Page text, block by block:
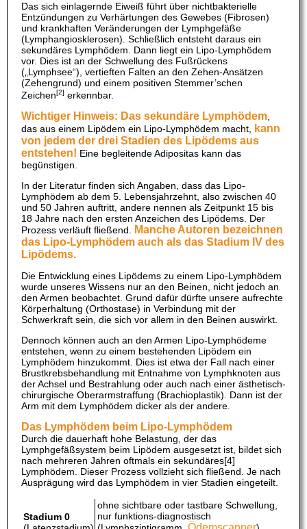
Das sich einlagernde Eiweiß führt über nichtbakterielle
Entzündungen zu Verhärtungen des Gewebes (Fibrosen)
und krankhaften Veränderungen der Lymphgefäße
(Lymphangiosklerosen). Schließlich entsteht daraus ein
sekundäres Lymphödem. Dann liegt ein Lipo-Lymphödem
vor. Dies ist an der Schwellung des Fußrückens
(„Lymphsee“), vertieften Falten an den Zehen-Ansätzen
(Zehengrund) und einem positiven Stemmer’schen
Zeichen[2] erkennbar.
Wichtiger Hinweis: Das sekundäre Lymphödem
das aus einem Lipödem ein Lipo-Lymphödem macht,
kann
von jedem der drei Stadien des Lipödems aus
entstehen! Eine begleitende Adipositas kann das
begünstigen.
In der Literatur finden sich Angaben, dass das Lipo-
Lymphödem ab dem 5. Lebensjahrzehnt, also zwischen 40
und 50 Jahren auftritt, andere nennen als Zeitpunkt 15 bis
18 Jahre nach den ersten Anzeichen des Lipödems. Der
Prozess verläuft fließend.
Manche Autoren bezeichnen
das Lipo-Lymphödem auch als das Stadium IV des
Lipödems.
Die Entwicklung eines Lipödems zu einem Lipo-Lymphödem
wurde unseres Wissens nur an den Beinen, nicht jedoch an
den Armen beobachtet. Grund dafür dürfte unsere aufrechte
Körperhaltung (Orthostase) in Verbindung mit der
Schwerkraft sein, die sich vor allem in den Beinen auswirkt.
Dennoch können auch an den Armen Lipo-Lymphödeme
entstehen, wenn zu einem bestehenden Lipödem ein
Lymphödem hinzukommt. Dies ist etwa der Fall nach einer
Brustkrebsbehandlung mit Entnahme von Lymphknoten aus
der Achsel und Bestrahlung oder auch nach einer ästhetisch-
chirurgische Oberarmstraffung (Brachioplastik). Dann ist der
Arm mit dem Lymphödem dicker als der andere.
Das Lymphödem beim Lipo-Lymphödem
Durch die dauerhaft hohe Belastung, der das
Lymphgefäßsystem beim Lipödem ausgesetzt ist, bildet sich
nach mehreren Jahren oftmals ein sekundäres[4]
Lymphödem. Dieser Prozess vollzieht sich fließend. Je nach
Ausprägung wird das Lymphödem in vier Stadien eingeteilt.
Stadium 0
ohne sichtbare oder tastbare Schwellung,
nur funktions-diagnostisch